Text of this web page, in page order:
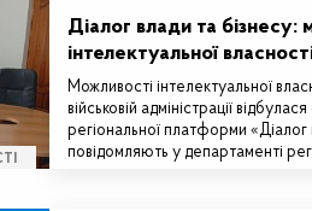
Діалог влади та бізнесу:
інтелектуальної
Можливості інтелектуальної
військовій адміністрації
регіональної платформи
повідомляють у департаменті